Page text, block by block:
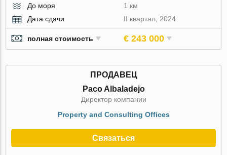
До моря
1 км
Дата сдачи
II квартал, 2024
полная стоимость € 243 000
ПРОДАВЕЦ
Paco Albaladejo
Директор компании
Property and Consulting Offices
Связаться